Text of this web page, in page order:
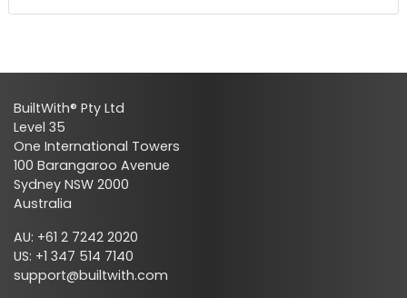
BuiltWith® Pty Ltd
Level 35
One International Towers
100 Barangaroo Avenue
Sydney NSW 2000
Australia
AU: +61 2 7242 2020
US: +1 347 514 7140
support@builtwith.com